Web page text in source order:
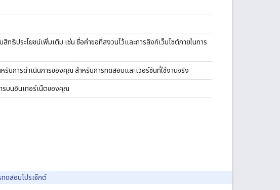
ธิประโยชน์เพิ่มเติม เช่น ชื่อคำขอที่สงวนไว้และการลิงก์เว็บไซต์ภายในการ
บการดำเนินการของคุณ สำหรับการทดสอบและเวอร์ชันที่ใช้งานจริง
รบนอินเทอร์เน็ตของคุณ
ดสอบโปรเจ็กต์